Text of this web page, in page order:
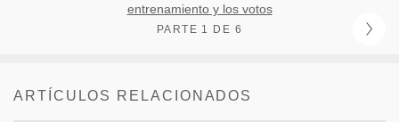
entrenamiento y los votos
PARTE 1 DE 6
ARTÍCULOS RELACIONADOS